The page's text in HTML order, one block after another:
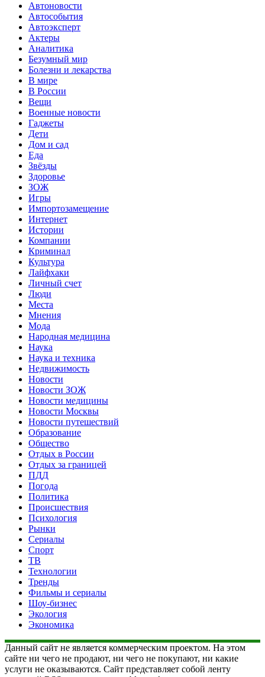
Автоновости
Автособытия
Автоэксперт
Актеры
Аналитика
Безумный мир
Болезни и лекарства
В мире
В России
Вещи
Военные новости
Гаджеты
Дети
Дом и сад
Еда
Звёзды
Здоровье
ЗОЖ
Игры
Импортозамещение
Интернет
Истории
Компании
Криминал
Культура
Лайфхаки
Личный счет
Люди
Места
Мнения
Мода
Народная медицина
Наука
Наука и техника
Недвижимость
Новости
Новости ЗОЖ
Новости медицины
Новости Москвы
Новости путешествий
Образование
Общество
Отдых в России
Отдых за границей
ПДД
Погода
Политика
Происшествия
Психология
Рынки
Сериалы
Спорт
ТВ
Технологии
Тренды
Фильмы и сериалы
Шоу-бизнес
Экология
Экономика
Данный сайт не является коммерческим проектом. На этом
сайте ни чего не продают, ни чего не покупают, ни какие
услуги не оказываются. Сайт представляет собой ленту